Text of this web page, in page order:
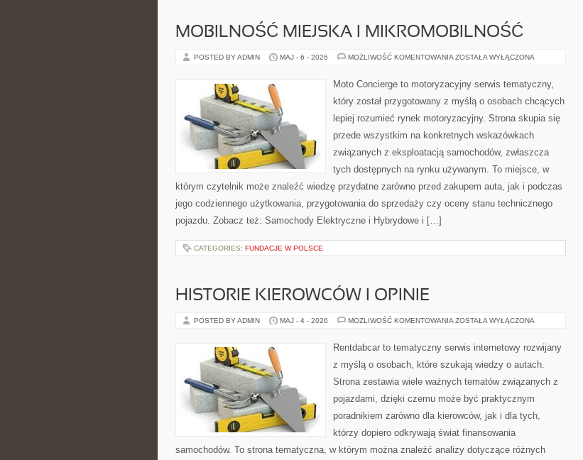
MOBILNOŚĆ MIEJSKA I MIKROMOBILNOŚĆ
POSTED BY ADMIN MAJ - 6 - 2026 MOŻLIWOŚĆ KOMENTOWANIA MOBILNOŚĆ
MIKROMOBILNOŚĆ
ZOSTAŁA WYŁĄCZONA
Moto Concierge to motoryzacyjny serwis tematyczny,
który został przygotowany z myślą o osobach chcących
lepiej rozumieć rynek motoryzacyjny. Strona skupia się
przede wszystkim na konkretnych wskazówkach
związanych z eksploatacją samochodów, zwłaszcza
tych dostępnych na rynku używanym. To miejsce, w
którym czytelnik może znaleźć wiedzę przydatne zarówno przed zakupem auta, jak i podczas
jego codziennego użytkowania, przygotowania do sprzedaży czy oceny stanu technicznego
pojazdu. Zobacz też: Samochody Elektryczne i Hybrydowe i […]
CATEGORIES: FUNDACJE W POLSCE
HISTORIE KIEROWCÓW I OPINIE
POSTED BY ADMIN MAJ - 4 - 2026 MOŻLIWOŚĆ KOMENTOWANIA HISTORIE
OPINIE
ZOSTAŁA WYŁĄCZONA
Rentdabcar to tematyczny serwis internetowy rozwijany
z myślą o osobach, które szukają wiedzy o autach.
Strona zestawia wiele ważnych tematów związanych z
pojazdami, dzięki czemu może być praktycznym
poradnikiem zarówno dla kierowców, jak i dla tych,
którzy dopiero odkrywają świat finansowania
samochodów. To strona tematyczna, w którym można znaleźć analizy dotyczące różnych